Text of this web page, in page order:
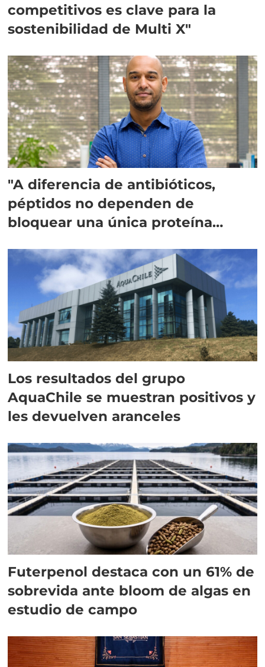
competitivos es clave para la
sostenibilidad de Multi X"
"A diferencia de antibióticos,
péptidos no dependen de
bloquear una única proteína
Los resultados del grupo
AquaChile se muestran positivos y
les devuelven aranceles
Futerpenol destaca con un 61% de
sobrevida ante bloom de algas en
estudio de campo